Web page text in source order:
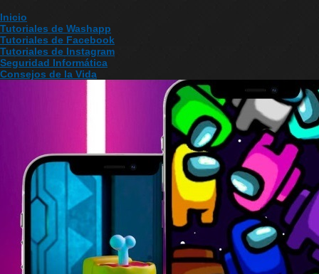
Inicio
Tutoriales de Washapp
Tutoriales de Facebook
Tutoriales de Instagram
Seguridad Informática
Consejos de la Vida